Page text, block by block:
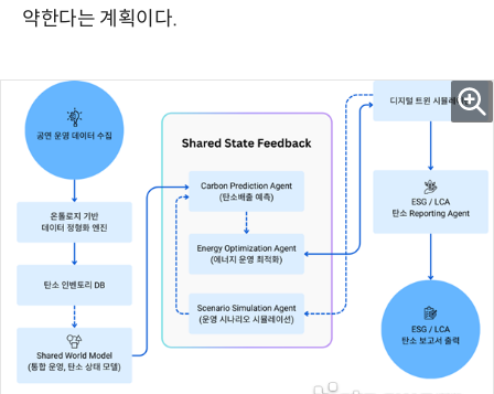
약한다는 계획이다.